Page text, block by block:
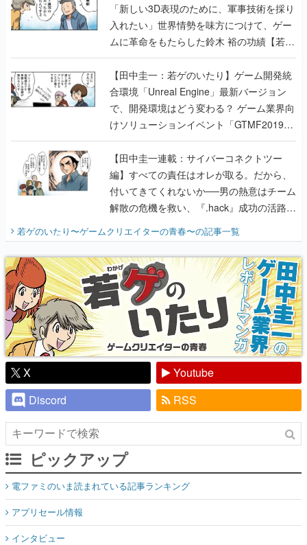
「新しい3D表現のために、軍事技術を採り
入れたい」世界情勢を味方につけて、ゲー
ムに革命をもたらした鈴木 裕の功績【若ゲ
のいたり】
【田中圭一：若ゲのいたり】ゲーム開発統
合環境「Unreal Engine」最新バージョン
で、開発環境はどう変わる？ ゲーム業界向
けソリューションイベント「GTMF2019」
に行って、より理解を深めよう【PR】
【田中圭一連載：サイバーコネクトツー
編】すべての責任はオレが取る。だから、
付いてきてくれないか──男の熱意はチーム
解散の危機を救い、『.hack』成功の活路を
『少年ジャンプ』色だった【若ゲのいた
り】
若ゲのいたり〜ゲームクリエイターの青春〜の記事一覧
X
Youtube
Discord
RSS
ピックアップ
電ファミのいま読まれている記事ランキング
アプリセール情報
インタビュー